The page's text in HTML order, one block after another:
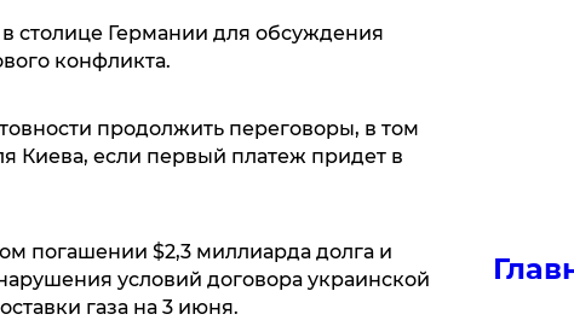
столице Германии для обсуждения
конфликта.
продолжить переговоры, в том
Киева, если первый платеж придет в
погашении $2,3 миллиарда долга и
условий договора украинской
газа на 3 июня.